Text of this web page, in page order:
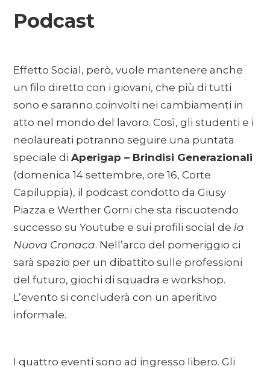
Podcast
Effetto Social, però, vuole mantenere anche
un filo diretto con i giovani, che più di tutti
sono e saranno coinvolti nei cambiamenti in
atto nel mondo del lavoro. Così, gli studenti e i
neolaureati potranno seguire una puntata
speciale diAperigap – Brindisi Generazionali
(domenica 14 settembre, ore 16, Corte
Capiluppia), il podcast condotto da Giusy
Piazza e Werther Gorni che sta riscuotendo
successo su Youtube e sui profili social de la
Nuova Cronaca. Nell’arco del pomeriggio ci
sarà spazio per un dibattito sulle professioni
del futuro, giochi di squadra e workshop.
L’evento si concluderà con un aperitivo
informale.
I quattro eventi sono ad ingresso libero. Gli